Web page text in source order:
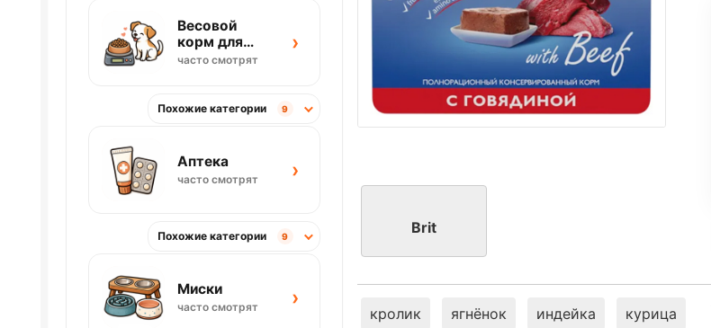
Brit
кролик ягнёнок индейка курица
Весовой
корм для
собак
часто смотрят
›
Похожие категории 9
Аптека
часто смотрят ›
Похожие категории 9
Миски
часто смотрят ›